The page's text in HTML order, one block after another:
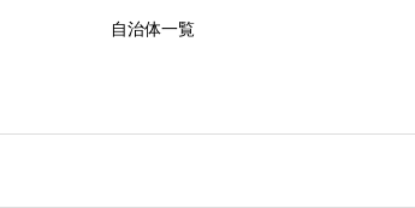
自治体一覧